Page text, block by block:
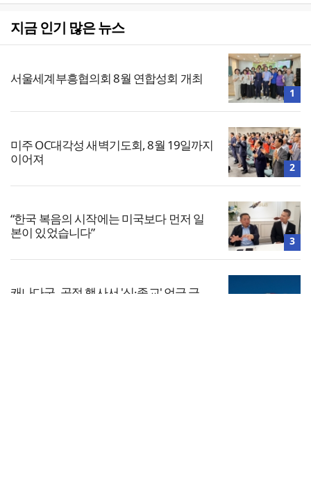
지금 인기 많은 뉴스
서울세계부흥협의회 8월 연합성회 개최
1
미주 OC대각성 새벽기도회, 8월 19일까지
이어져
2
“한국 복음의 시작에는 미국보다 먼저 일
본이 있었습니다”
3
캐나다군, 공적 행사서 '신·종교' 언급 금